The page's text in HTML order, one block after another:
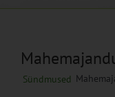
Sündmused